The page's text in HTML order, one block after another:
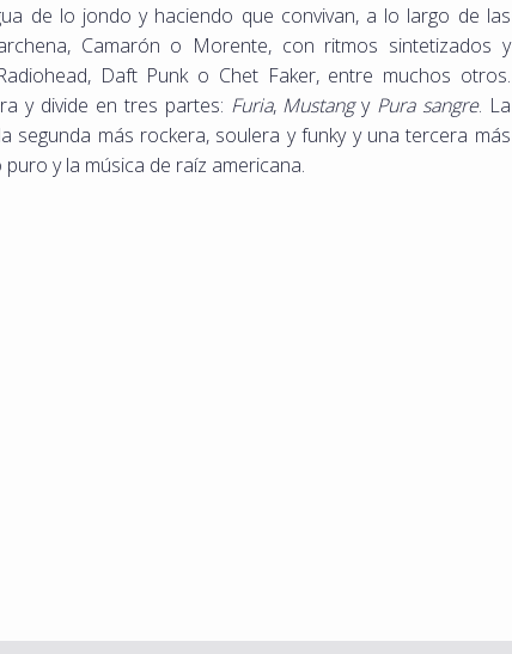
de lo jondo y haciendo que convivan, a lo largo de las
Camarón o Morente, con ritmos sintetizados y
Daft Punk o Chet Faker, entre muchos otros.
y divide en tres partes: Furia, Mustangy Pura sangre. La
segunda más rockera, soulera y funky y una tercera más
y la música de raíz americana.